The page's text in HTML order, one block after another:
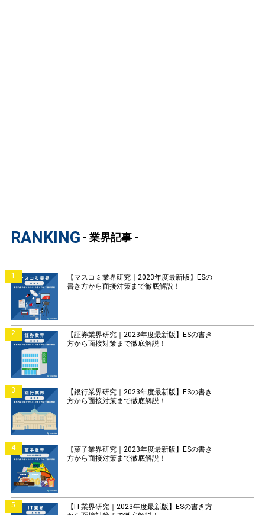
RANKING - 業界記事 -
1
【マスコミ業界研究｜2023年度最新版】ESの
書き方から面接対策まで徹底解説！
2
【証券業界研究｜2023年度最新版】ESの書き
方から面接対策まで徹底解説！
3
【銀行業界研究｜2023年度最新版】ESの書き
方から面接対策まで徹底解説！
4
【菓子業界研究｜2023年度最新版】ESの書き
方から面接対策まで徹底解説！
5
【IT業界研究｜2023年度最新版】ESの書き方